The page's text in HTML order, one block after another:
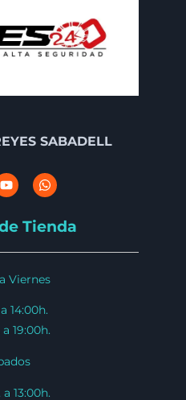
SABADELL
Tienda
Viernes
14:00h.
a 19:00h.
a 13:00h.